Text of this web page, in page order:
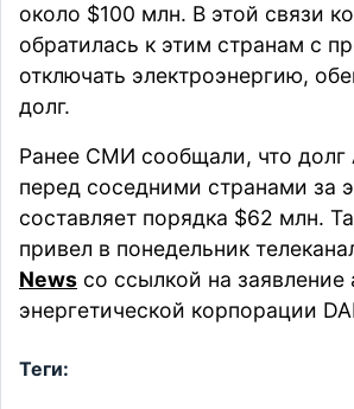
около $100 млн. В этой связи
обратилась к этим странам с
отключать электроэнергию,
долг.
Ранее СМИ сообщали, что долг
перед соседними странами за
составляет порядка $62 млн.
привел в понедельник
News со ссылкой на заявление
энергетической корпорации
Теги: